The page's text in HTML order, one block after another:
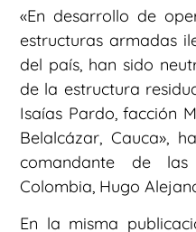
«En desarrollo de
estructuras armadas
del país, han sido
de la estructura
Isaías Pardo, facción
Belalcázar, Cauca»,
comandante de
Colombia, Hugo
En la misma